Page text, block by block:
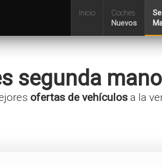
Inicio
Coches
Nuevos
segunda mano
ofertas de vehículosa la